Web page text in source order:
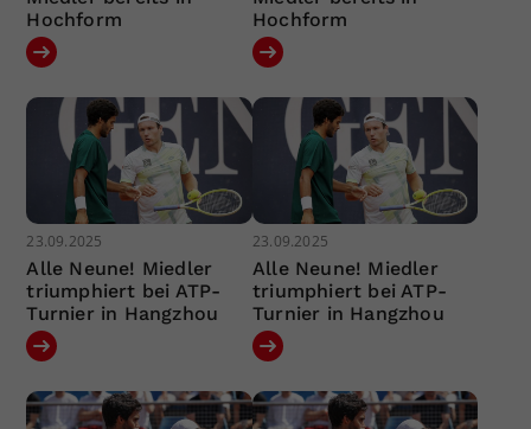
Hochform
Hochform
23.09.2025
Alle Neune! Miedler
triumphiert bei ATP-
Turnier in Hangzhou
23.09.2025
Alle Neune! Miedler
triumphiert bei ATP-
Turnier in Hangzhou